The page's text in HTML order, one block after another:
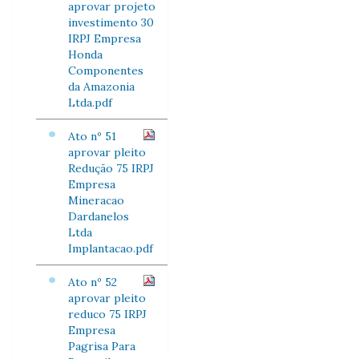
aprovar projeto
investimento 30
IRPJ Empresa
Honda
Componentes
da Amazonia
Ltda.pdf
Ato nº 51
aprovar pleito
Redução 75 IRPJ
Empresa
Mineracao
Dardanelos
Ltda
Implantacao.pdf
Ato nº 52
aprovar pleito
reduco 75 IRPJ
Empresa
Pagrisa Para